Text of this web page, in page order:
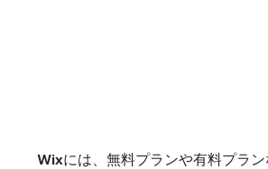
Wixには、無料プランや有料プラン